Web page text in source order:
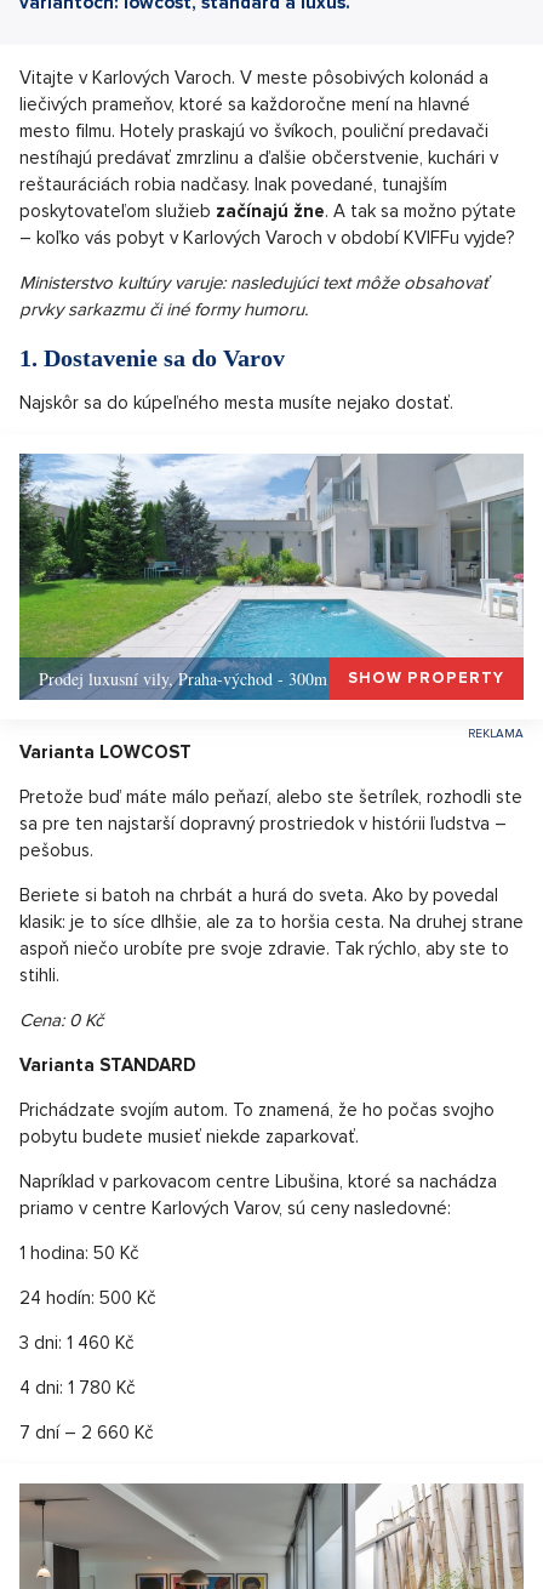
Vitajte v Karlových Varoch. V meste pôsobivých kolonád a
liečivých prameňov, ktoré sa každoročne mení na hlavné
mesto filmu. Hotely praskajú vo švíkoch, pouliční predavači
nestíhajú predávať zmrzlinu a ďalšie občerstvenie, kuchári v
reštauráciách robia nadčasy. Inak povedané, tunajším
poskytovateľom služieb začínajú žne. A tak sa možno pýtate
– koľko vás pobyt v Karlových Varoch v období KVIFFu vyjde?
Ministerstvo kultúry varuje: nasledujúci text môže obsahovať
prvky sarkazmu či iné formy humoru.
1. Dostavenie sa do Varov
Najskôr sa do kúpeľného mesta musíte nejako dostať.
Prodej luxusní vily, Praha-východ - 300m, Okolí PrahySHOW PROPERTY
Varianta LOWCOST
Pretože buď máte málo peňazí, alebo ste šetrílek, rozhodli ste
sa pre ten najstarší dopravný prostriedok v histórii ľudstva –
pešobus.
Beriete si batoh na chrbát a hurá do sveta. Ako by povedal
klasik: je to síce dlhšie, ale za to horšia cesta. Na druhej strane
aspoň niečo urobíte pre svoje zdravie. Tak rýchlo, aby ste to
stihli.
Cena: 0 Kč
Varianta STANDARD
Prichádzate svojím autom. To znamená, že ho počas svojho
pobytu budete musieť niekde zaparkovať.
Napríklad v parkovacom centre Libušina, ktoré sa nachádza
priamo v centre Karlových Varov, sú ceny nasledovné:
1 hodina: 50 Kč
24 hodín: 500 Kč
3 dni: 1 460 Kč
4 dni: 1 780 Kč
7 dní – 2 660 Kč